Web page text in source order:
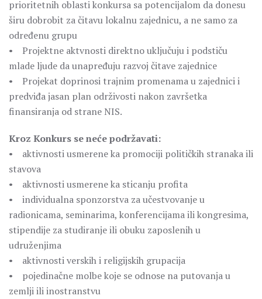
prioritetnih oblasti konkursa sa potencijalom da donesu
širu dobrobit za čitavu lokalnu zajednicu, a ne samo za
određenu grupu
• Projektne aktvnosti direktno uključuju i podstiču
mlade ljude da unapređuju razvoj čitave zajednice
• Projekat doprinosi trajnim promenama u zajednici i
predviđa jasan plan održivosti nakon završetka
finansiranja od strane NIS.
Kroz Konkurs se neće podržavati:
• aktivnosti usmerene ka promociji političkih stranaka ili
stavova
• aktivnosti usmerene ka sticanju profita
• individualna sponzorstva za učestvovanje u
radionicama, seminarima, konferencijama ili kongresima,
stipendije za studiranje ili obuku zaposlenih u
udruženjima
• aktivnosti verskih i religijskih grupacija
• pojedinačne molbe koje se odnose na putovanja u
zemlji ili inostranstvu